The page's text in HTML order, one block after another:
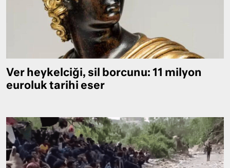
Ver heykelciği, sil borcunu: 11 milyon
euroluk tarihi eser